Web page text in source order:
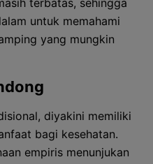
terbatas, sehingga
untuk memahami
yang mungkin
diyakini memiliki
bagi kesehatan.
empiris menunjukan